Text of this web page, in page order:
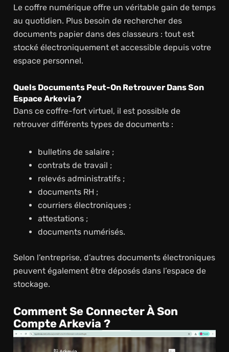
Le coffre numérique offre un véritable gain de temps
au quotidien. Plus besoin de rechercher des
documents papier dans des classeurs : tout est
stocké électroniquement et accessible depuis votre
espace personnel.
Quels Documents Peut-On Retrouver Dans Son
Espace Arkevia ?
Dans ce coffre-fort virtuel, il est possible de
retrouver différents types de documents :
bulletins de salaire ;
contrats de travail ;
relevés administratifs ;
documents RH ;
courriers électroniques ;
attestations ;
documents numérisés.
Selon l’entreprise, d’autres documents électroniques
peuvent également être déposés dans l’espace de
stockage.
Comment Se Connecter À Son
Compte Arkevia ?